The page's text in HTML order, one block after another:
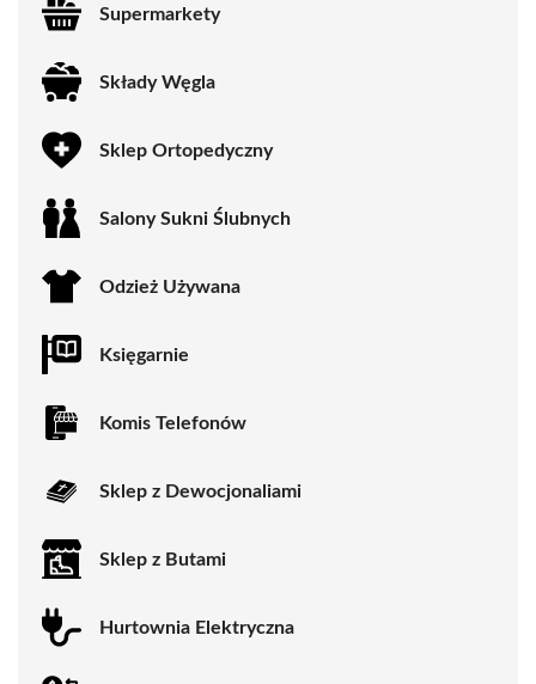
Supermarkety
Składy Węgla
Sklep Ortopedyczny
Salony Sukni Ślubnych
Odzież Używana
Księgarnie
Komis Telefonów
Sklep z Dewocjonaliami
Sklep z Butami
Hurtownia Elektryczna